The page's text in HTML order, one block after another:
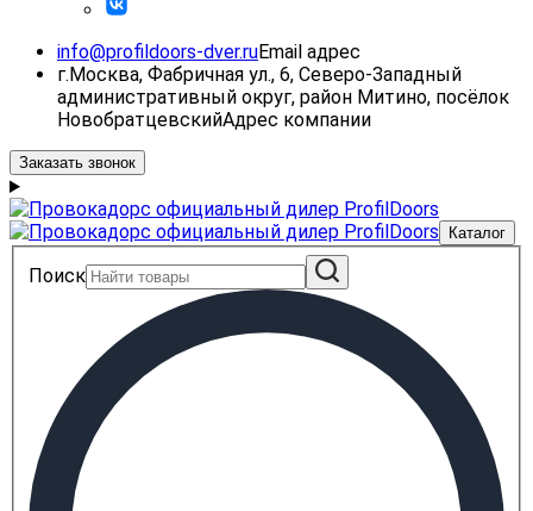
info@profildoors-dver.ruEmail адрес
г.Москва, Фабричная ул., 6, Северо-Западный
административный округ, район Митино, посёлок
НовобратцевскийАдрес компании
Заказать звонок
Каталог
Поиск